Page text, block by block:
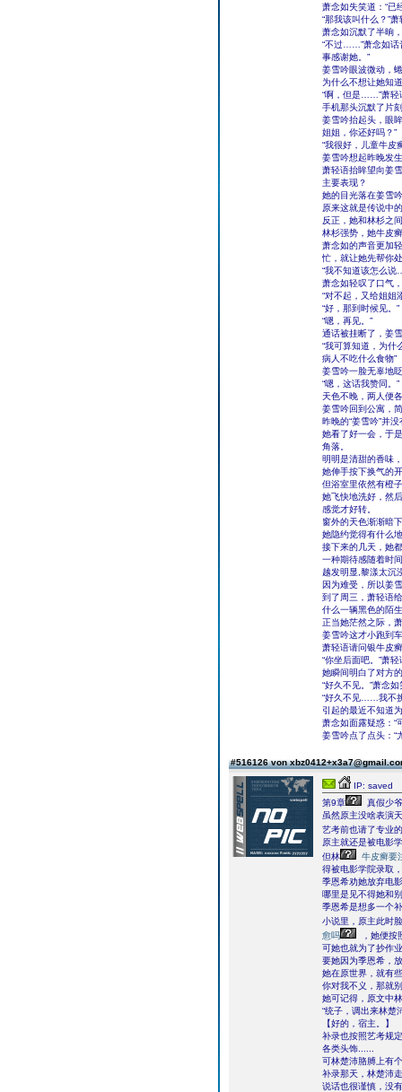
萧念如失笑道：“已
“那我该叫什么？”
萧念如沉默了半晌
“不过……”萧念如话
事感谢她。”
姜雪吟眼波微动，
为什么不想让她知
“啊，但是……”萧轻
手机那头沉默了片
姜雪吟抬起头，眼
姐姐，你还好吗？”
“我很好，儿童牛皮
姜雪吟想起昨晚发
萧轻语抬眸望向姜
主要表现？
她的目光落在姜雪
原来这就是传说中
反正，她和林杉之
林杉强势，她牛皮
萧念如的声音更加
忙，就让她先帮你
“我不知道该怎么
萧念如轻叹了口气
“对不起，又给姐姐
“好，那到时候见。”
“嗯，再见。”
通话被挂断了，姜
“我可算知道，为什
病人不吃什么食物”
姜雪吟一脸无辜地
“嗯，这话我赞同。”
天色不晚，两人便
姜雪吟回到公寓，
昨晚的“姜雪吟”并
她看了好一会，于
角落。
明明是清甜的香味
她伸手按下换气的
但浴室里依然有橙
她飞快地洗好，然
感觉才好转。
窗外的天色渐渐暗
她隐约觉得有什么
接下来的几天，她
一种期待感随着时
越发明显,黎漾太沉
因为难受，所以姜
到了周三，萧轻语
什么一辆黑色的陌
正当她茫然之际，
姜雪吟这才小跑到
萧轻语请问银牛皮
“你坐后面吧。”萧
她瞬间明白了对方
“好久不见。”萧念
“好久不见……我不
引起的最近不知道
萧念如面露疑惑：“
姜雪吟点了点头：“
#516126 von
IP: saved
第9章
真假少
虽然原主没啥表演
艺考前也请了专业
原主就还是被电影
但林
牛皮癣要
得被电影学院录取
季恩希劝她放弃电
哪里是见不得她和
季恩希是想多一个
小说里，原主此时
愈吗
，她便按
可她也就为了抄作
要她因为季恩希，
她在原世界，就有
你对我不义，那就
她可记得，原文中
“统子，调出来林楚
【好的，宿主。】
补录也按照艺考规
各类头饰......
可林楚沛胳膊上有
补录那天，林楚沛
说话也很谨慎，没